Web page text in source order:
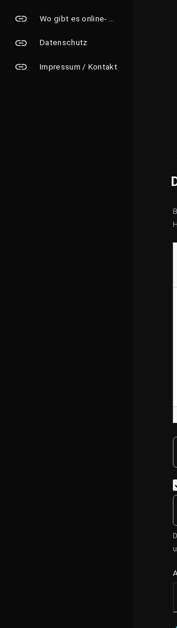
Wo gibt es online- Grusskarten?
Datenschutz
Impressum / Kontakt